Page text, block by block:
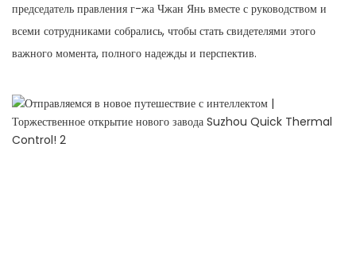
председатель правления г-жа Чжан Янь вместе с руководством и
всеми сотрудниками собрались, чтобы стать свидетелями этого
важного момента, полного надежды и перспектив.